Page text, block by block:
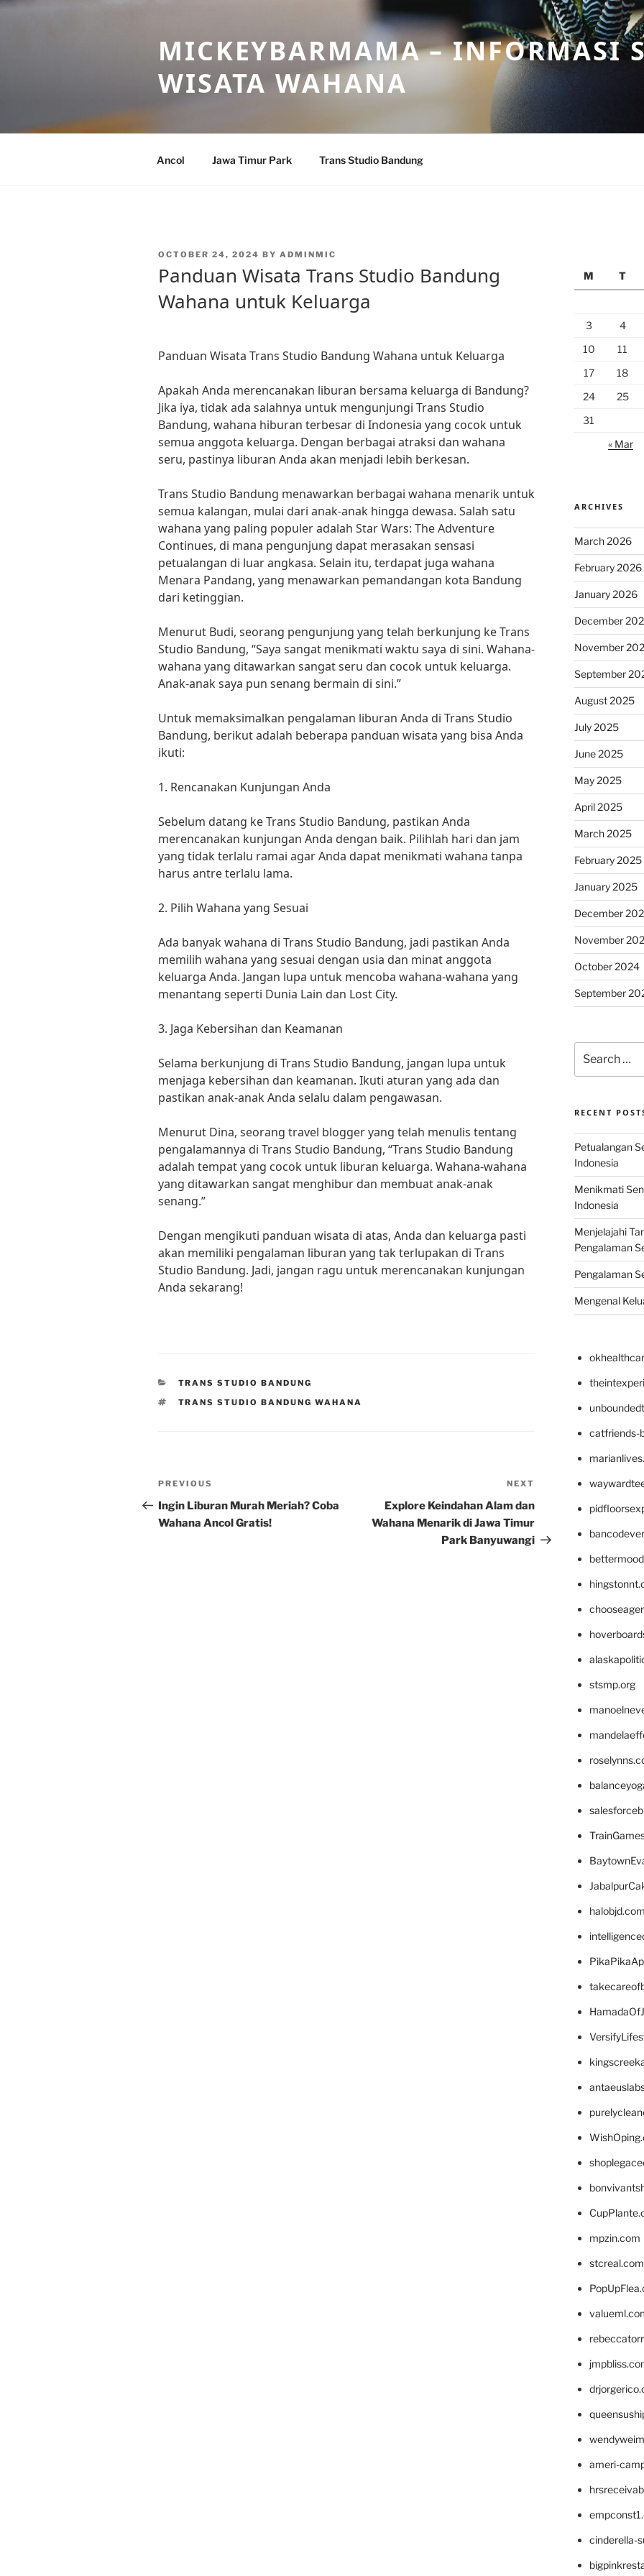
Skip
MICKEYBARMAMA – INFORMASI
WISATA WAHANA
Ancol Jawa Timur Park Trans Studio Bandung
POSTED
OCTOBER 24, 2024 BY ADMINMIC
Panduan Wisata Trans Studio Bandung
Wahana untuk Keluarga
Panduan Wisata Trans Studio Bandung Wahana untuk Keluarga
Apakah Anda merencanakan liburan bersama keluarga di Bandung?
Jika iya, tidak ada salahnya untuk mengunjungi Trans Studio
Bandung, wahana hiburan terbesar di Indonesia yang cocok untuk
semua anggota keluarga. Dengan berbagai atraksi dan wahana
seru, pastinya liburan Anda akan menjadi lebih berkesan.
Trans Studio Bandung menawarkan berbagai wahana menarik untuk
semua kalangan, mulai dari anak-anak hingga dewasa. Salah satu
wahana yang paling populer adalah Star Wars: The Adventure
Continues, di mana pengunjung dapat merasakan sensasi
petualangan di luar angkasa. Selain itu, terdapat juga wahana
Menara Pandang, yang menawarkan pemandangan kota Bandung
dari ketinggian.
Menurut Budi, seorang pengunjung yang telah berkunjung ke Trans
Studio Bandung, “Saya sangat menikmati waktu saya di sini. Wahana-
wahana yang ditawarkan sangat seru dan cocok untuk keluarga.
Anak-anak saya pun senang bermain di sini.”
Untuk memaksimalkan pengalaman liburan Anda di Trans Studio
Bandung, berikut adalah beberapa panduan wisata yang bisa Anda
ikuti:
1. Rencanakan Kunjungan Anda
Sebelum datang ke Trans Studio Bandung, pastikan Anda
merencanakan kunjungan Anda dengan baik. Pilihlah hari dan jam
yang tidak terlalu ramai agar Anda dapat menikmati wahana tanpa
harus antre terlalu lama.
2. Pilih Wahana yang Sesuai
Ada banyak wahana di Trans Studio Bandung, jadi pastikan Anda
memilih wahana yang sesuai dengan usia dan minat anggota
keluarga Anda. Jangan lupa untuk mencoba wahana-wahana yang
menantang seperti Dunia Lain dan Lost City.
3. Jaga Kebersihan dan Keamanan
Selama berkunjung di Trans Studio Bandung, jangan lupa untuk
menjaga kebersihan dan keamanan. Ikuti aturan yang ada dan
pastikan anak-anak Anda selalu dalam pengawasan.
Menurut Dina, seorang travel blogger yang telah menulis tentang
pengalamannya di Trans Studio Bandung, “Trans Studio Bandung
adalah tempat yang cocok untuk liburan keluarga. Wahana-wahana
yang ditawarkan sangat menghibur dan membuat anak-anak
senang.”
Dengan mengikuti panduan wisata di atas, Anda dan keluarga pasti
akan memiliki pengalaman liburan yang tak terlupakan di Trans
Studio Bandung. Jadi, jangan ragu untuk merencanakan kunjungan
Anda sekarang!
CATEGORIES
TRANS STUDIO BANDUNG
TAGS
TRANS STUDIO BANDUNG WAHANA
Post
navigation
Previous
Post
PREVIOUS
Ingin Liburan Murah Meriah? Coba
Wahana Ancol Gratis!
Post
NEXT
Explore Keindahan Alam dan
Wahana Menarik di Jawa Timur
Park Banyuwangi
M
T
3
4
10
11
17
18
24
25
31
« Mar
ARCHIVES
March 2026
February 2026
January 2026
December
November
September
August 2025
July 2025
June 2025
May 2025
April 2025
March 2025
February 2025
January 2025
December
November
October 2024
September
for:
RECENT
Petualangan
Indonesia
Menikmati
Indonesia
Menjelajahi
Pengalaman
Pengalaman
Mengenal
catfriends-
stsmp.org
halobjd.com
mpzin.com
stcreal.com
ameri-
cinderella-